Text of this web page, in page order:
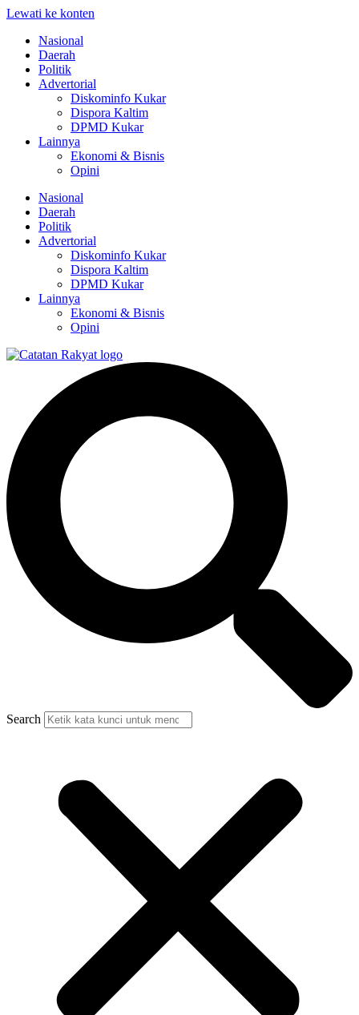
Lewati ke konten
Nasional
Daerah
Politik
Advertorial
Diskominfo Kukar
Dispora Kaltim
DPMD Kukar
Lainnya
Ekonomi & Bisnis
Opini
Nasional
Daerah
Politik
Advertorial
Diskominfo Kukar
Dispora Kaltim
DPMD Kukar
Lainnya
Ekonomi & Bisnis
Opini
Search